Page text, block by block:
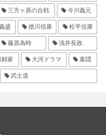
三方ヶ原の合戦 今川義元
盛 徳川信康 松平信康
藤原為時 浅井長政
頼家 大河ドラマ 葉隠
武士道